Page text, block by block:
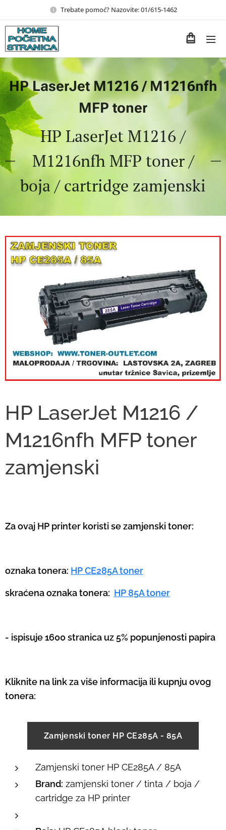
Trebate pomoć? Nazovite: 01/615-1462
HP LaserJet M1216 / M1216nfh
MFP toner
HP LaserJet M1216 /
M1216nfh MFP toner /
boja / cartridge zamjenski
HP LaserJet M1216 /
M1216nfh MFP toner
zamjenski
Za ovaj HP printer koristi se zamjenski toner:
oznaka tonera: HP CE285A toner
skraćena oznaka tonera: HP 85A toner
- ispisuje 1600 stranica uz 5% popunjenosti papira
Kliknite na link za više informacija ili kupnju ovog
tonera:
Zamjenski toner HP CE285A - 85A
Zamjenski toner HP CE285A / 85A
Brand: zamjenski toner / tinta / boja /
cartridge za HP printer